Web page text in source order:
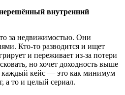
внутренний
за недвижимостью. Они
Кто-то разводится и ищет
и переживает из-за потери
но хочет доходность выше
каждый кейс — это как минимум
а то и целый сериал.